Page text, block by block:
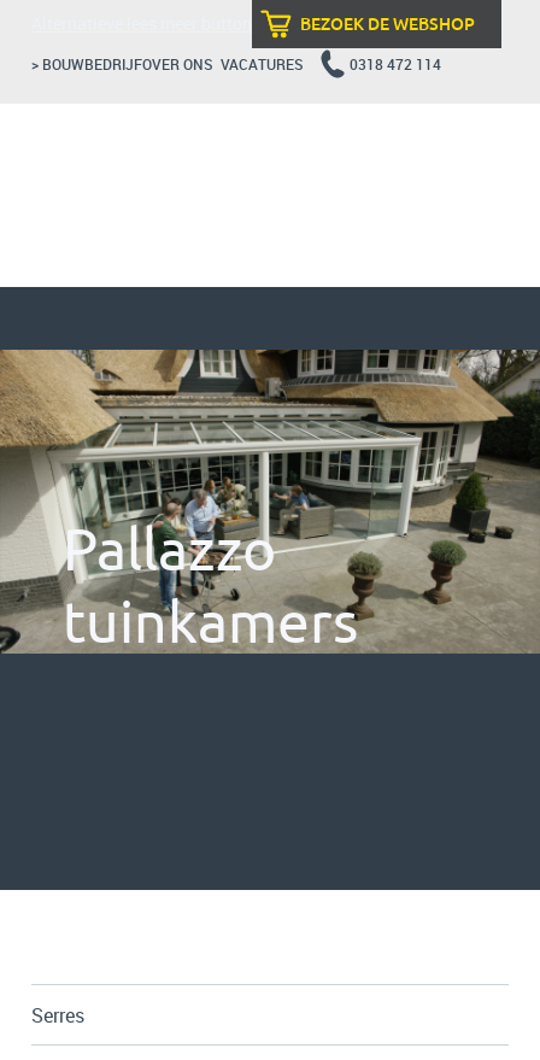
BEZOEK DE WEBSHOP
> BOUWBEDRIJFOVER ONS VACATURES 0318 472 114
Pallazzo
tuinkamers
Serres